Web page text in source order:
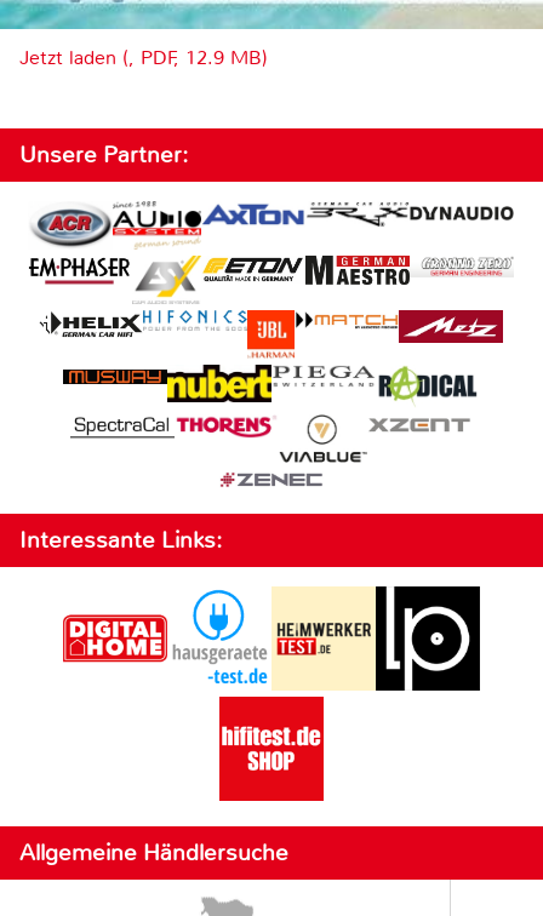
Jetzt laden (, PDF, 12.9 MB)
Unsere Partner:
Interessante Links:
Allgemeine Händlersuche